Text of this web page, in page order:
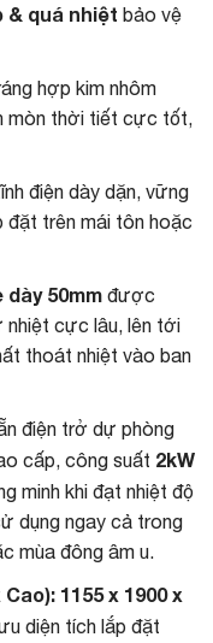
& quá nhiệt bảo vệ
hợp kim nhôm
mòn thời tiết cực tốt,
điện dày dặn, vững
đặt trên mái tôn hoặc
50mmđược
nhiệt cực lâu, lên tới
thoát nhiệt vào ban
điện trở dự phòng
cấp, công suất 2kW
minh khi đạt nhiệt độ
dụng ngay cả trong
mùa đông âm u.
1155 x 1900 x
diện tích lắp đặt